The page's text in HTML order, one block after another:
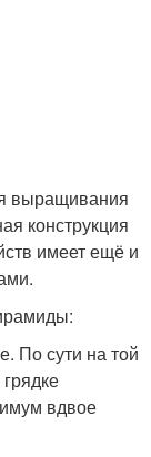
выращивания
конструкция
имеет ещё и
По сути на той
вдвое